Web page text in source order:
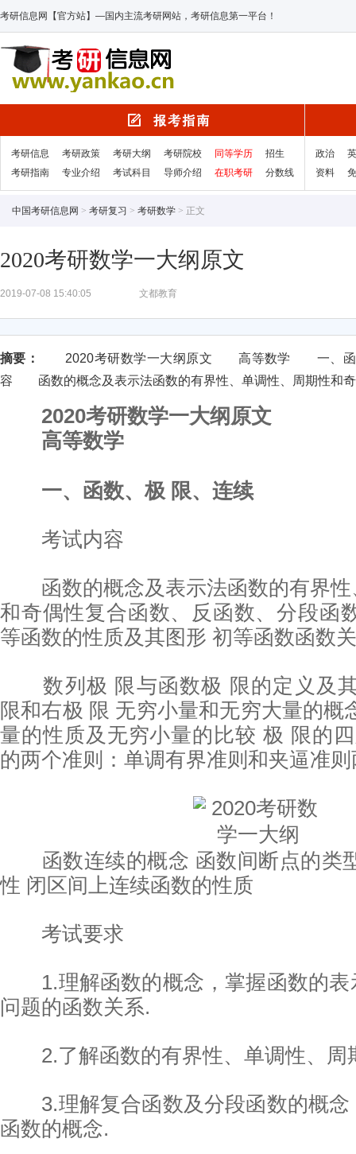
考研信息网【官方站】—国内主流考研网站，考研信息第一平台！
考研信息 考研政策 考研大纲 考研院校 同等学历
招生
考研指南
专业介绍 考试科目 导师介绍 在职考研 分数线
政治
资料
中国考研信息网 > 考研复习 > 考研数学 > 正文
2020考研数学一大纲原文
2019-07-08 15:40:05 文都教育
摘要：
2020考研数学一大纲原文 高等数学 一、函
容 函数的概念及表示法函数的有界性、单调性、周期性和
2020考研数学一大纲原文
高等数学
一、函数、极 限、连续
考试内容
函数的概念及表示法函数的有界性
和奇偶性复合函数、反函数、分段函
等函数的性质及其图形 初等函数函数
数列极 限与函数极 限的定义及其
限和右极 限 无穷小量和无穷大量的概
量的性质及无穷小量的比较 极 限的
的两个准则：单调有界准则和夹逼准
函数连续的概念 函数间断点的类
性 闭区间上连续函数的性质
考试要求
1.理解函数的概念，掌握函数的表
问题的函数关系.
2.了解函数的有界性、单调性、周
3.理解复合函数及分段函数的概念
函数的概念.